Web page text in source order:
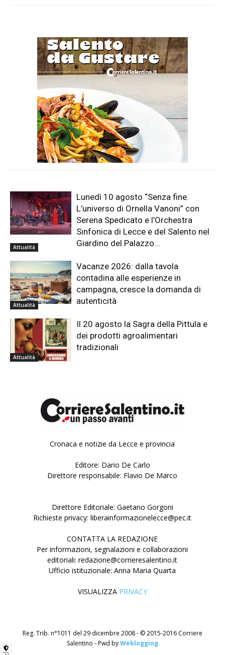
Attualità
Lunedì 10 agosto “Senza fine.
L’universo di Ornella Vanoni” con
Serena Spedicato e l’Orchestra
Sinfonica di Lecce e del Salento nel
Giardino del Palazzo...
Attualità
Vacanze 2026: dalla tavola
contadina alle esperienze in
campagna, cresce la domanda di
autenticità
Attualità
Il 20 agosto la Sagra della Pittula e
dei prodotti agroalimentari
tradizionali
Cronaca e notizie da Lecce e provincia
Editore: Dario De Carlo
Direttore responsabile: Flavio De Marco
Direttore Editoriale: Gaetano Gorgoni
Richieste privacy: liberainformazionelecce@pec.it
CONTATTA LA REDAZIONE
Per informazioni, segnalazioni e collaborazioni
editoriali: redazione@corrieresalentino.it
Ufficio istituzionale: Anna Maria Quarta
VISUALIZZA PRIVACY
Reg. Trib. n°1011 del 29 dicembre 2008 - © 2015-2016 Corriere
Salentino - Pwd byWeblogging